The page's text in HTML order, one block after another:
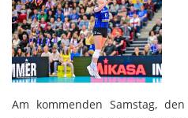
Am kommenden Samstag,